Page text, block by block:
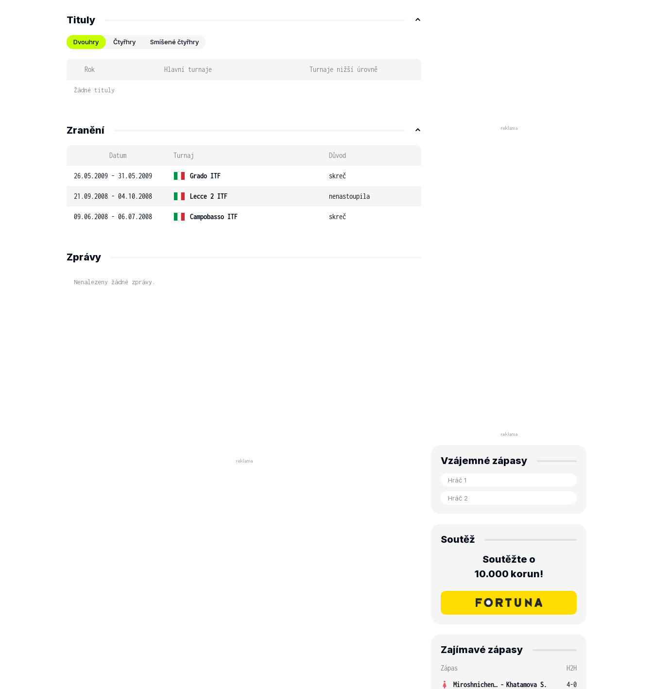
Tituly
Dvouhry Čtyřhry Smíšené čtyřhry
Rok Hlavní turnaje Turnaje nižší úrovně
Žádné tituly
Zranění
Datum Turnaj Důvod
26.05.2009 - 31.05.2009 Grado ITF skreč
21.09.2008 - 04.10.2008 Lecce 2 ITF nenastoupila
09.06.2008 - 06.07.2008 Campobasso ITF skreč
Zprávy
Nenalezeny žádné zprávy.
Vzájemné zápasy
Soutěž
Soutěžte o
10.000 korun!
Zajímavé zápasy
Zápas
H2H
Miroshnichenko V. - Khatamova S.
4-0